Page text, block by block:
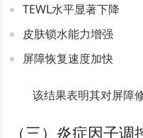
TEWL水平显著下降
皮肤锁水能力增强
屏障恢复速度加快
该结果表明其对屏障
（三）炎症因子